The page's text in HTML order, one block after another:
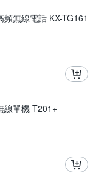
無線電話 KX-TG161
線單機 T201+